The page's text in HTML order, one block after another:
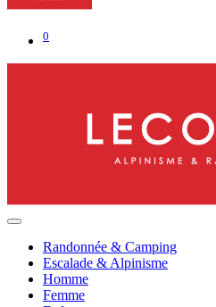
0
Randonnée & Camping
Escalade & Alpinisme
Homme
Femme